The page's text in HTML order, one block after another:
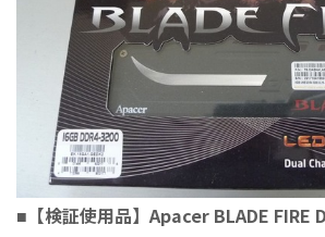
■
【検証使用品】Apacer BLADE FIRE